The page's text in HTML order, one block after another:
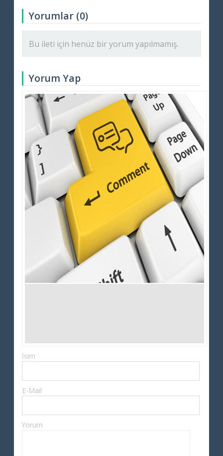
Yorumlar (0)
Bu ileti için henüz bir yorum yapılmamış.
Yorum Yap
İsim
E-Mail
Yorum